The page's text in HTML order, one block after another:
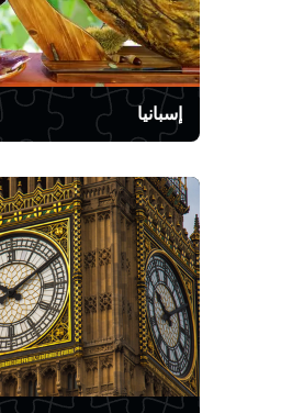
إسبانيا